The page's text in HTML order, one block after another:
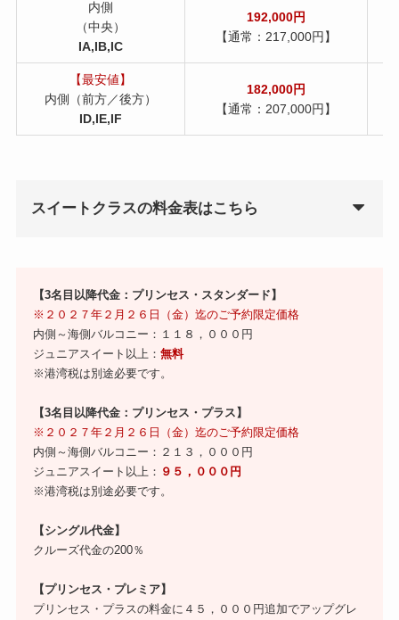
内側
（中央）
IA,IB,IC
192,000円
【通常：217,000円】
【最安値】
内側（前方／後方）
ID,IE,IF
182,000円
【通常：207,000円】
スイートクラスの料金表はこちら
【3名目以降代金：プリンセス・スタンダード】
※２０２７年２月２６日（金）迄のご予約限定価格
内側～海側バルコニー：１１８，０００円
ジュニアスイート以上：無料
※港湾税は別途必要です。
【3名目以降代金：プリンセス・プラス】
※ ２０２７年２月２６日（金）迄のご予約限定価格
内側～海側バルコニー：２１３，０００円
ジュニアスイート以上： ９５，０００円
※港湾税は別途必要です。
【シングル代金】
クルーズ代金の200％
【プリンセス・プレミア】
プリンセス・プラスの料金に４５，０００円追加でアップグレ